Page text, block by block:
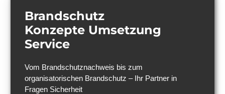
Brandschutz
Konzepte Umsetzung
Service
Vom Brandschutznachweis bis zum
organisatorischen Brandschutz – Ihr Partner in
Fragen Sicherheit